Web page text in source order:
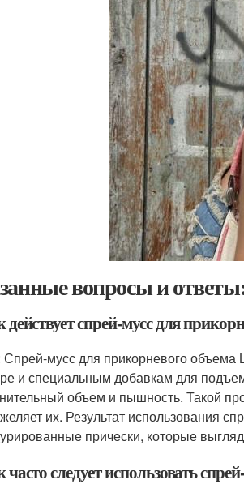
вопросы и
действует спрей-мусс для
Спрей-мусс для прикорневого объема
и специальным добавкам для
объем и пышность. Такой
их. Результат использования
прически, которые
часто следует использовать